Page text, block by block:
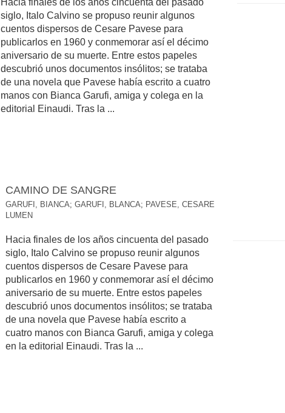
Hacia finales de los años cincuenta del pasado
siglo, Italo Calvino se propuso reunir algunos
cuentos dispersos de Cesare Pavese para
publicarlos en 1960 y conmemorar así el décimo
aniversario de su muerte. Entre estos papeles
descubrió unos documentos insólitos; se trataba
de una novela que Pavese había escrito a cuatro
manos con Bianca Garufi, amiga y colega en la
editorial Einaudi. Tras la ...
CAMINO DE SANGRE
GARUFI, BIANCA; GARUFI, BLANCA; PAVESE, CESARE
LUMEN
Hacia finales de los años cincuenta del pasado
siglo, Italo Calvino se propuso reunir algunos
cuentos dispersos de Cesare Pavese para
publicarlos en 1960 y conmemorar así el décimo
aniversario de su muerte. Entre estos papeles
descubrió unos documentos insólitos; se trataba
de una novela que Pavese había escrito a
cuatro manos con Bianca Garufi, amiga y colega
en la editorial Einaudi. Tras la ...